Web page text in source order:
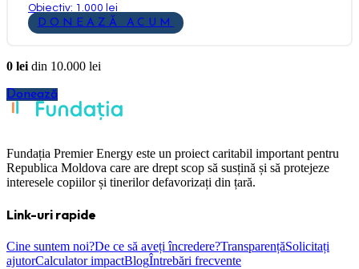
Obiectiv: 1.000 lei
DONEAZĂ ACUM
0 lei din 10.000 lei
Donează
Fundația Premier Energy este un proiect caritabil important pentru
Republica Moldova care are drept scop să susțină și să protejeze
interesele copiilor și tinerilor defavorizați din țară.
Link-uri rapide
Cine suntem noi?De ce să aveți încredere?TransparențăSolicitați
ajutorCalculator impactBlogÎntrebări frecvente